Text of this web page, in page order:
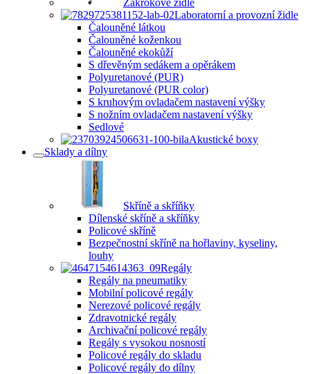
Zákrokové židle
Laboratorní a provozní židle
Čalouněné látkou
Čalouněné koženkou
Čalouněné ekokůží
S dřevěným sedákem a opěrákem
Polyuretanové (PUR)
Polyuretanové (PUR color)
S kruhovým ovladačem nastavení výšky
S nožním ovladačem nastavení výšky
Sedlové
Akustické boxy
Sklady a dílny
Skříně a skříňky
Dílenské skříně a skříňky
Policové skříně
Bezpečnostní skříně na hořlaviny, kyseliny,
louhy
Regály
Regály na pneumatiky
Mobilní policové regály
Nerezové policové regály
Zdravotnické regály
Archivační policové regály
Regály s vysokou nosností
Policové regály do skladu
Policové regály do dílny